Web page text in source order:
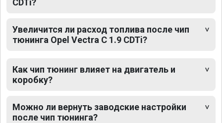
CDTi?
Увеличится ли расход топлива после чип
тюнинга Opel Vectra C 1.9 CDTi?
Как чип тюнинг влияет на двигатель и
коробку?
Можно ли вернуть заводские настройки
после чип тюнинга?